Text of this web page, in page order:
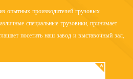
опытных производителей грузовых
специальные грузовики, принимает
посетить наш завод и выставочный зал,